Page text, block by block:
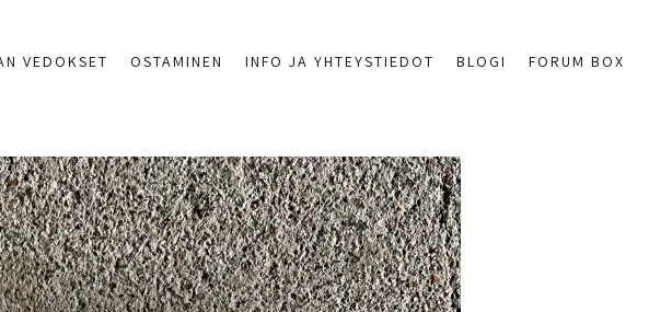
VEDOKSET OSTAMINEN INFO JA YHTEYSTIEDOT BLOGI FORUM BOX